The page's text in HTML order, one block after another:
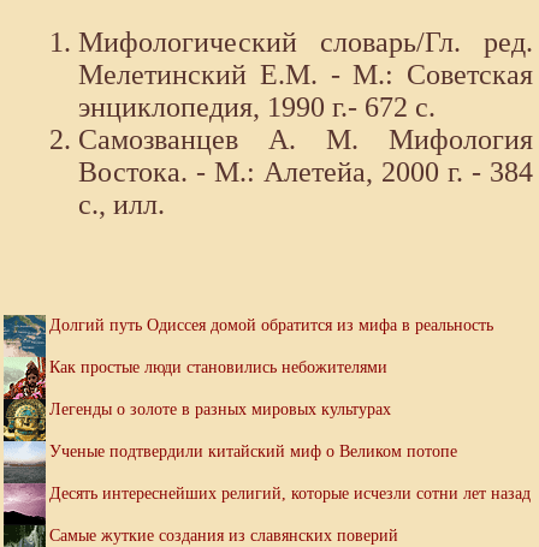
Мифологический словарь/Гл. ред.
Мелетинский Е.М. - М.: Советская
энциклопедия, 1990 г.- 672 с.
Самозванцев А. М. Мифология
Востока. - М.: Алетейа, 2000 г. - 384
с., илл.
Долгий путь Одиссея домой обратится из мифа в реальность
Как простые люди становились небожителями
Легенды о золоте в разных мировых культурах
Ученые подтвердили китайский миф о Великом потопе
Десять интереснейших религий, которые исчезли сотни лет назад
Самые жуткие создания из славянских поверий